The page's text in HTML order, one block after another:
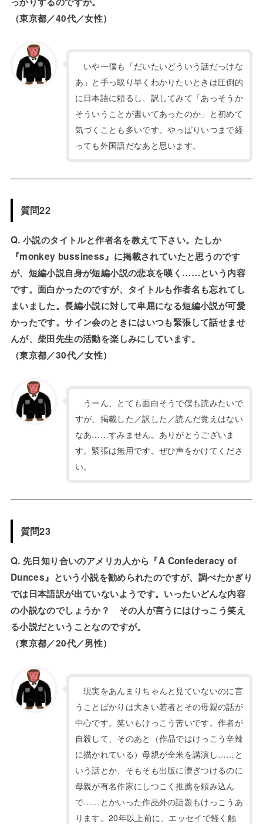
（東京都／40代／女性）
いやー僕も「だいたいどういう話だっけな
あ」と手っ取り早くわかりたいときは圧倒的
に日本語に頼るし、訳してみて「あっそうか
そういうことが書いてあったのか」と初めて
気づくことも多いです。やっぱりいつまで経
っても外国語だなあと思います。
質問22
Q. 小説のタイトルと作者名を教えて下さい。たしか
『monkey bussiness』に掲載されていたと思うのです
が、短編小説自身が短編小説の悲哀を嘆く……という内容
です。面白かったのですが、タイトルも作者名も忘れてし
まいました。長編小説に対して卑屈になる短編小説が可愛
かったです。サイン会のときにはいつも緊張して話せませ
んが、柴田先生の活動を楽しみにしています。
（東京都／30代／女性）
うーん、とても面白そうで僕も読みたいで
すが、掲載した／訳した／読んだ覚えはない
なあ……すみません。ありがとうございま
す。緊張は無用です。ぜひ声をかけてくださ
い。
質問23
Q. 先日知り合いのアメリカ人から『A Confederacy of
Dunces』という小説を勧められたのですが、調べたかぎり
では日本語訳が出ていないようです。いったいどんな内容
の小説なのでしょうか？ その人が言うにはけっこう笑え
る小説だということなのですが。
（東京都／20代／男性）
現実をあんまりちゃんと見ていないのに言
うことばかりは大きい若者とその母親の話が
中心です。笑いもけっこう苦いです。作者が
自殺して、そのあと（作品ではけっこう辛辣
に描かれている）母親が全米を講演し……と
いう話とか、そもそも出版に漕ぎつけるのに
母親が有名作家にしつこく推薦を頼み込ん
で……とかいった作品外の話題もけっこうあ
ります。20年以上前に、エッセイで軽く触